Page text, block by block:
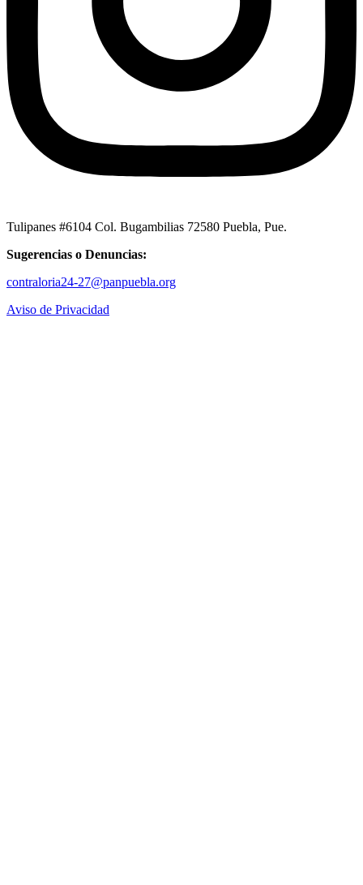
Tulipanes #6104 Col. Bugambilias 72580 Puebla, Pue.
Sugerencias o Denuncias:
contraloria24-27@panpuebla.org
Aviso de Privacidad